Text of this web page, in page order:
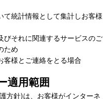
て統計情報として集計しお客様
びそれに関連するサービスのご
ため
客様とご連絡をとる場合
適用範囲
方針)は、お客様がインターネ